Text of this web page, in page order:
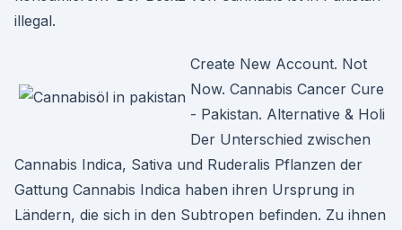
illegal.
Create New Account. Not
Now. Cannabis Cancer Cure
- Pakistan. Alternative & Holi
Der Unterschied zwischen
Cannabis Indica, Sativa und Ruderalis Pflanzen der
Gattung Cannabis Indica haben ihren Ursprung in
Ländern, die sich in den Subtropen befinden. Zu ihnen